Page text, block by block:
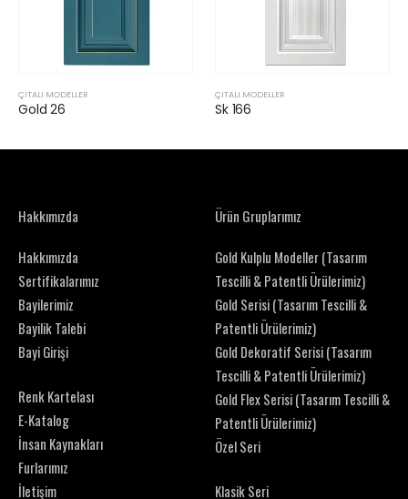
ÇITALI MODELLER
Gold 26
ÇITALI MODELLER
Sk 166
Hakkımızda
Hakkımızda
Sertifikalarımız
Bayilerimiz
Bayilik Talebi
Bayi Girişi
Renk Kartelası
E-Katalog
İnsan Kaynakları
Furlarımız
İletişim
Ürün Gruplarımız
Gold Kulplu Modeller (Tasarım
Tescilli & Patentli Ürülerimiz)
Gold Serisi (Tasarım Tescilli &
Patentli Ürülerimiz)
Gold Dekoratif Serisi (Tasarım
Tescilli & Patentli Ürülerimiz)
Gold Flex Serisi (Tasarım Tescilli &
Patentli Ürülerimiz)
Özel Seri
Klasik Seri